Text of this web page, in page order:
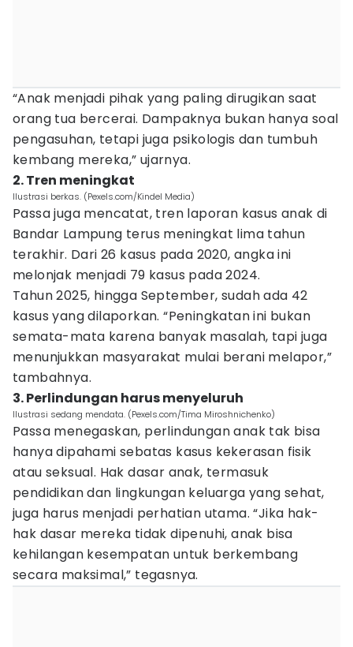
“Anak menjadi pihak yang paling dirugikan saat
orang tua bercerai. Dampaknya bukan hanya soal
pengasuhan, tetapi juga psikologis dan tumbuh
kembang mereka,” ujarnya.
2. Tren meningkat
Ilustrasi berkas. (Pexels.com/Kindel Media)
Passa juga mencatat, tren laporan kasus anak di
Bandar Lampung terus meningkat lima tahun
terakhir. Dari 26 kasus pada 2020, angka ini
melonjak menjadi 79 kasus pada 2024.
Tahun 2025, hingga September, sudah ada 42
kasus yang dilaporkan. “Peningkatan ini bukan
semata-mata karena banyak masalah, tapi juga
menunjukkan masyarakat mulai berani melapor,”
tambahnya.
3. Perlindungan harus menyeluruh
Ilustrasi sedang mendata. (Pexels.com/Tima Miroshnichenko)
Passa menegaskan, perlindungan anak tak bisa
hanya dipahami sebatas kasus kekerasan fisik
atau seksual. Hak dasar anak, termasuk
pendidikan dan lingkungan keluarga yang sehat,
juga harus menjadi perhatian utama. “Jika hak-
hak dasar mereka tidak dipenuhi, anak bisa
kehilangan kesempatan untuk berkembang
secara maksimal,” tegasnya.